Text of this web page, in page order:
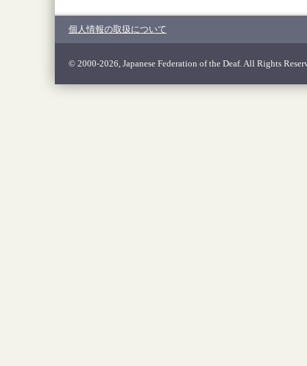
個人情報の取扱について
© 2000-2026, Japanese Federation of the Deaf. All Rights